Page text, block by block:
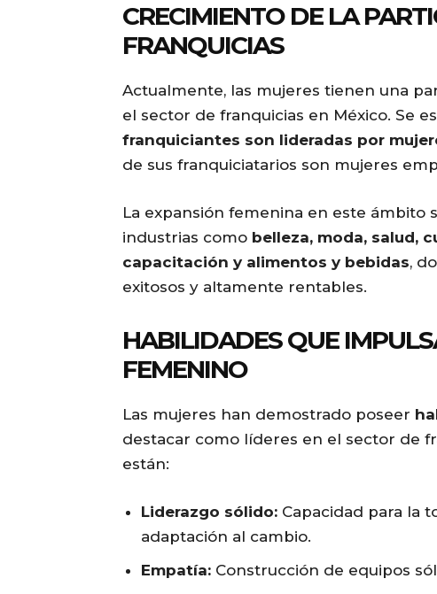
CRECIMIENTO DE LA
FRANQUICIAS
Actualmente, las mujeres tienen una
el sector de franquicias en México. Se
franquiciantes son lideradas por
de sus franquiciatarios son mujeres
La expansión femenina en este ámbito
industrias como belleza, moda, salud,
capacitación y alimentos y bebidas,
exitosos y altamente rentables.
HABILIDADES QUE
FEMENINO
Las mujeres han demostrado poseer
destacar como líderes en el sector de
están:
Liderazgo sólido: Capacidad para la
adaptación al cambio.
Empatía: Construcción de equipos